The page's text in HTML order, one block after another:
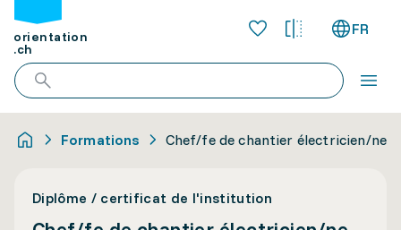
orientation
.ch
FR
Formations Chef/fe de chantier électricien/ne
Diplôme / certificat de l'institution